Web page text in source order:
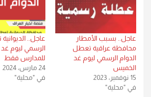
عاجل.. بسبب الأمطار
محافظة عراقية تعطل
الدوام الرسمي ليوم غد
الخميس
15 نوفمبر، 2023
في "محلية"
عاجل..
الرسمي ليوم غد
للمدارس فقط
24 مارس، 2024
في "محلية"